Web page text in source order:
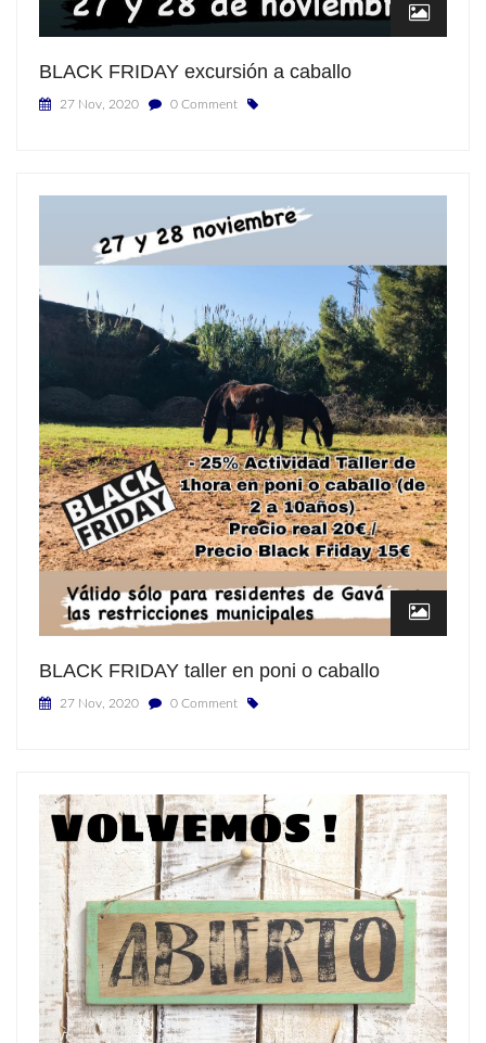
BLACK FRIDAY excursión a caballo
27 Nov, 2020 0 Comment
BLACK FRIDAY taller en poni o caballo
27 Nov, 2020 0 Comment